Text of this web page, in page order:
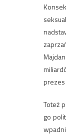
prezes
Toteż
go